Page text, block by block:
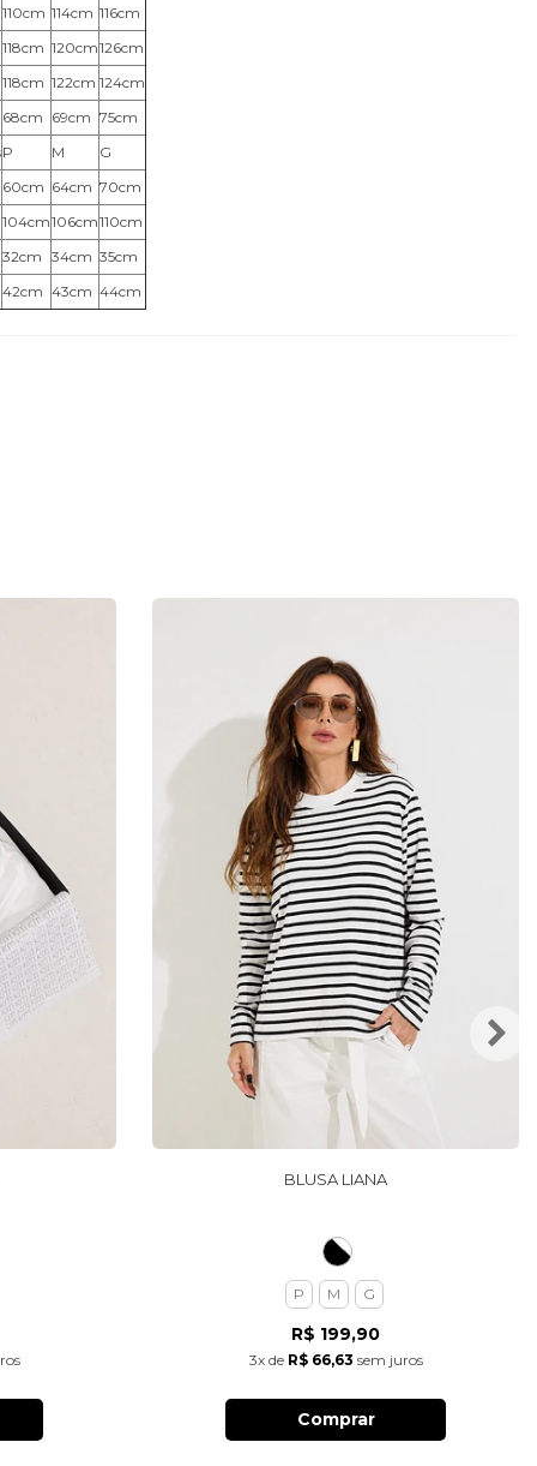
110cm 114cm 116cm
118cm 120cm126cm
118cm 122cm 124cm
68cm 69cm 75cm
P M
G
60cm 64cm 70cm
104cm106cm110cm
32cm 34cm 35cm
42cm 43cm 44cm
BLUSA LIANA
P M G
R$ 199,90
3xde R$ 66,63 sem juros
Comprar